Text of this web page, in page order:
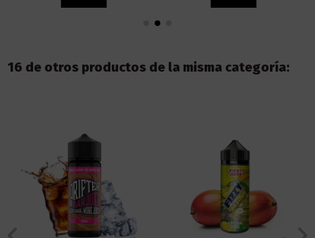
16 de otros productos de la misma categoría: